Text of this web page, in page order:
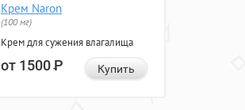
Крем Naron
(100 мг)
Крем для сужения влагалища
от 1500Р Купить